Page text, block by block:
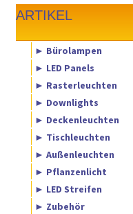
ARTIKEL
► Bürolampen
► LED Panels
► Rasterleuchten
► Downlights
► Deckenleuchten
► Tischleuchten
► Außenleuchten
► Pflanzenlicht
► LED Streifen
► Zubehör